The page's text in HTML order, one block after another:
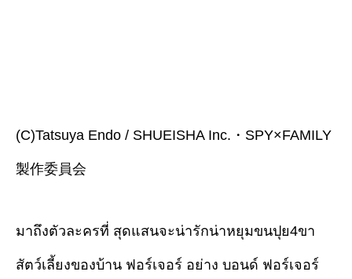
(C)Tatsuya Endo / SHUEISHA Inc.・SPY×FAMILY
製作委員会
มาถึงตัวละครที่ สุดแสนจะน่ารักน่าหยุมขนปุย4ขา
สัตว์เลี้ยงของบ้าน ฟอร์เจอร์ อย่าง บอนด์ ฟอร์เจอร์